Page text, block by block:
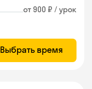
от 900 ₽ / урок
Выбрать время